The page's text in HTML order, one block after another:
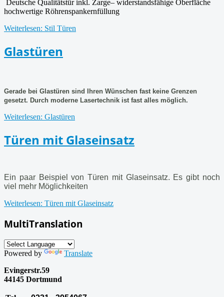
Deutsche Qualitätstür inkl. Zarge– widerstandsfähige Oberfläche
hochwertige Röhrenspankernfüllung
Weiterlesen: Stil Türen
Glastüren
Gerade bei Glastüren sind Ihren Wünschen fast keine Grenzen
gesetzt. Durch moderne Lasertechnik ist fast alles möglich.
Weiterlesen: Glastüren
Türen mit Glaseinsatz
Ein paar Beispiel von Türen mit Glaseinsatz. Es gibt noch
viel mehr Möglichkeiten
Weiterlesen: Türen mit Glaseinsatz
MultiTranslation
Powered by
Translate
Evingerstr.59
44145 Dortmund